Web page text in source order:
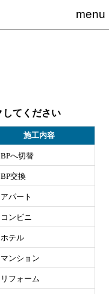
menu
してください
施工内容
BPへ切替
BP交換
アパート
コンビニ
ホテル
マンション
リフォーム